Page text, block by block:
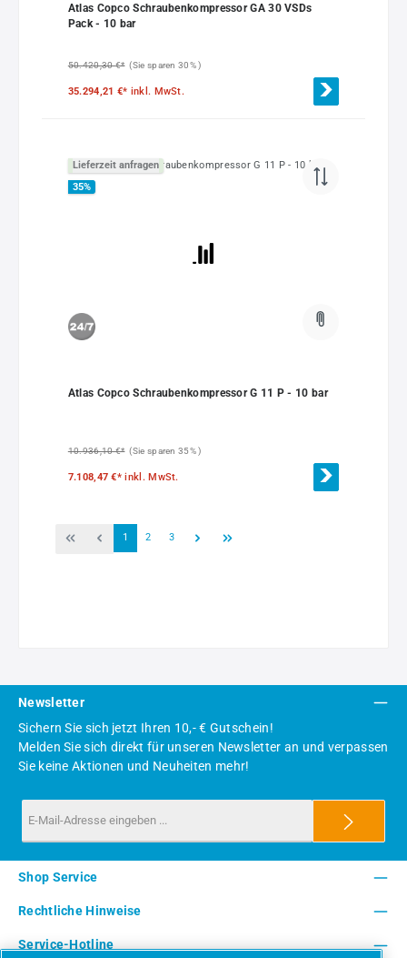
Atlas Copco Schraubenkompressor GA 30 VSDs
Pack - 10 bar
50.420,30 €* (Sie sparen 30% )
35.294,21 €* inkl. MwSt.
Lieferzeit anfragen
35%
Atlas Copco Schraubenkompressor G 11 P - 10 bar
10.936,10 €* (Sie sparen 35% )
7.108,47 €*inkl. MwSt.
Seite
1 Seite
2 Seite
3
Newsletter
Sichern Sie sich jetzt Ihren 10,- € Gutschein!
Melden Sie sich direkt für unseren Newsletter an und verpassen
Sie keine Aktionen und Neuheiten mehr!
Service-Hotline
Shop Service
Rechtliche Hinweise